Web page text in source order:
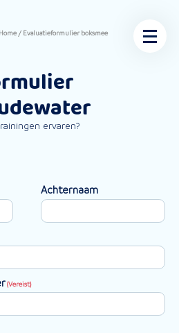
Home / Evaluatieformulier boksmee
ervaren?
Achternaam
(Vereist)